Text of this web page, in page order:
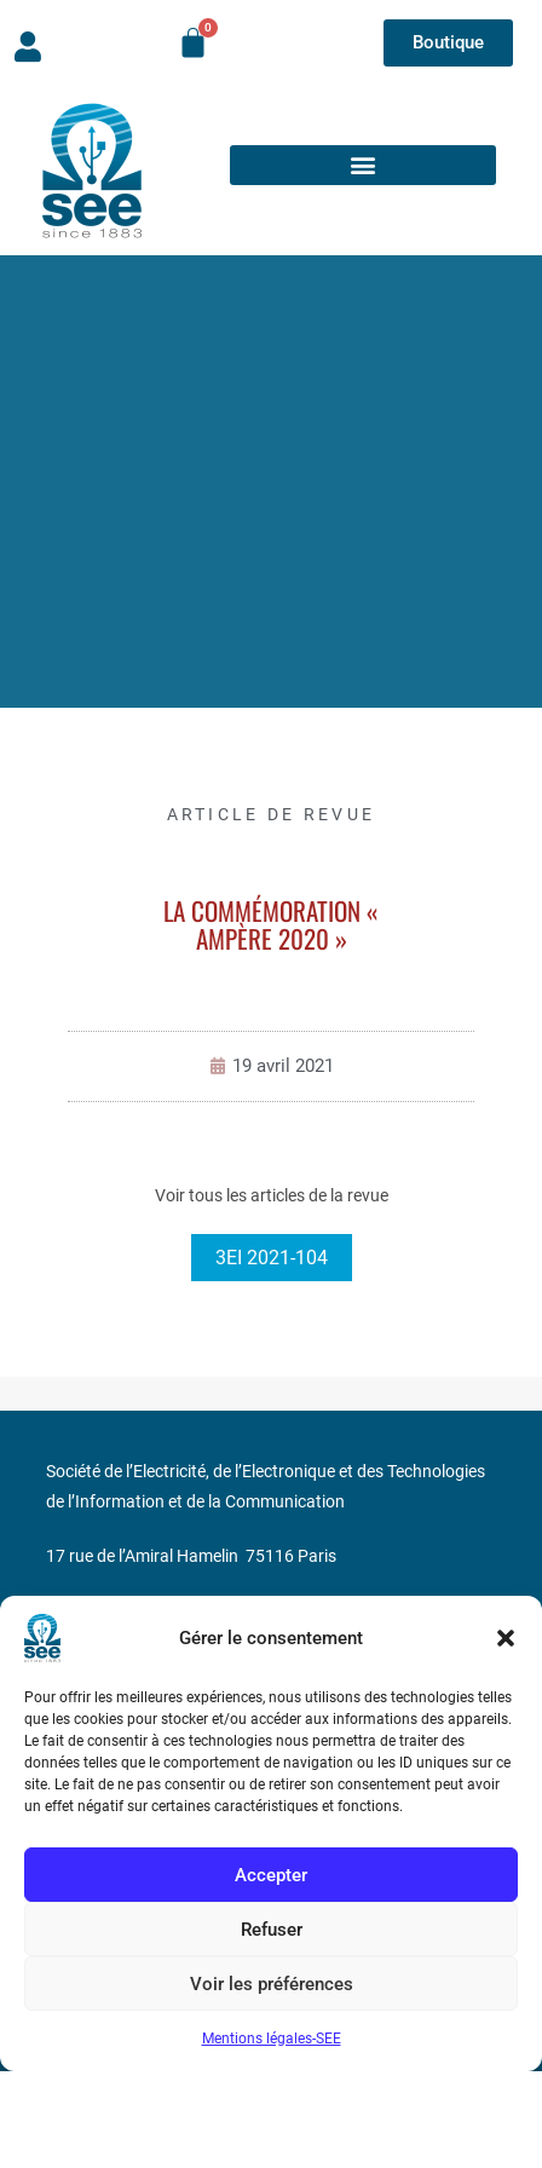
Gérer le consentement
Pour offrir les meilleures expériences, nous utilisons des technologies telles
que les cookies pour stocker et/ou accéder aux informations des appareils.
Le fait de consentir à ces technologies nous permettra de traiter des
données telles que le comportement de navigation ou les ID uniques sur ce
site. Le fait de ne pas consentir ou de retirer son consentement peut avoir
un effet négatif sur certaines caractéristiques et fonctions.
Accepter
Refuser
Voir les préférences
Mentions légales-SEE
Boutique
ARTICLE DE REVUE
LA COMMÉMORATION «
AMPÈRE 2020 »
19 avril 2021
Voir tous les articles de la revue
3EI 2021-104
Bicentenaire des découvertes d’André-
Conditions Générales de Vente
Mentions légales
Société de l’Electricité, de l’Electronique et des Technologies
de l’Information et de la Communication
17 rue de l’Amiral Hamelin 75116 Paris
Métro : « Boissière » Ligne 6 et « Iéna » Ligne 9
Téléphone : (+33) 1 56 90 37 17
N° de SIREN : 785 393 232, Code APE : 9412Z TVA intra-
communautaire : FR44 785 393 232